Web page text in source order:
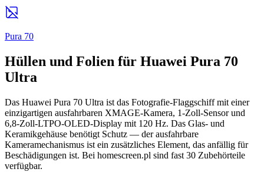
Pura 70
Hüllen und Folien für Huawei Pura 70
Ultra
Das Huawei Pura 70 Ultra ist das Fotografie-Flaggschiff mit einer
einzigartigen ausfahrbaren XMAGE-Kamera, 1-Zoll-Sensor und
6,8-Zoll-LTPO-OLED-Display mit 120 Hz. Das Glas- und
Keramikgehäuse benötigt Schutz — der ausfahrbare
Kameramechanismus ist ein zusätzliches Element, das anfällig für
Beschädigungen ist. Bei homescreen.pl sind fast 30 Zubehörteile
verfügbar.